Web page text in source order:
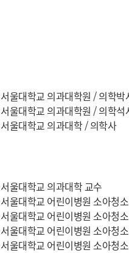
서울대학교 의과대학원 / 의학박
서울대학교 의과대학원 / 의학석
서울대학교 의과대학 / 의학사
서울대학교 의과대학 교수
서울대학교 어린이병원 소아청
서울대학교 어린이병원 소아청
서울대학교 어린이병원 소아청
서울대학교 어린이병원 소아청